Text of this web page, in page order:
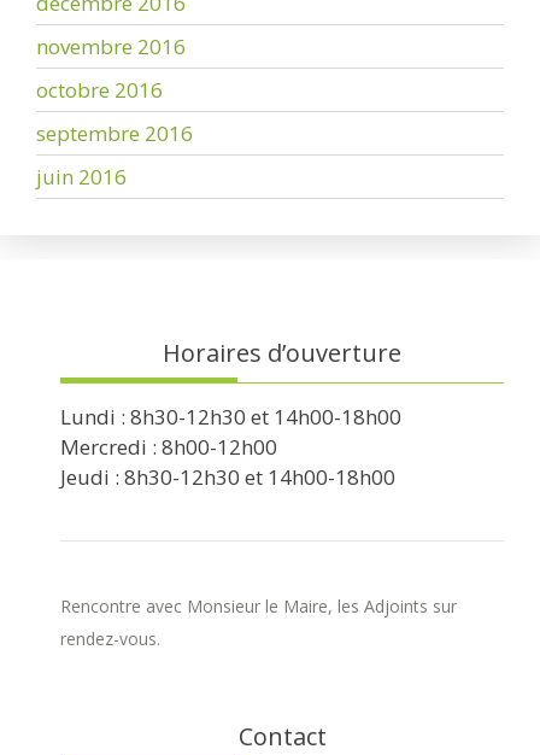
novembre 2016
octobre 2016
septembre 2016
juin 2016
Horaires d’ouverture
Lundi : 8h30-12h30 et 14h00-18h00
Mercredi : 8h00-12h00
Jeudi : 8h30-12h30 et 14h00-18h00
Rencontre avec Monsieur le Maire, les Adjoints sur
rendez-vous.
Contact